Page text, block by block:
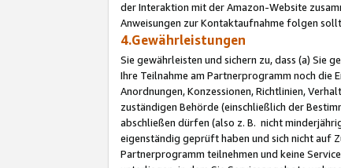
der Interaktion mit der Amazon-Website
Anweisungen zur Kontaktaufnahme folgen
4.Gewährleistungen
Sie gewährleisten und sichern zu, dass (a) Sie
Ihre Teilnahme am Partnerprogramm noch die
Anordnungen, Konzessionen, Richtlinien,
zuständigen Behörde (einschließlich der
abschließen dürfen (also z. B. nicht
eigenständig geprüft haben und sich nicht auf
Partnerprogramm teilnehmen und keine